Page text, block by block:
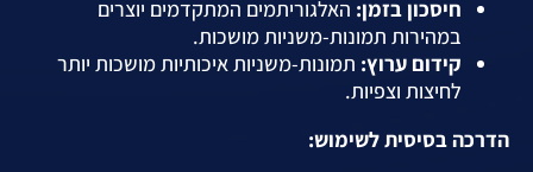
חיסכון בזמן: האלגוריתמים המתקדמים יוצרים
במהירות תמונות-משניות מושכות.
קידום ערוץ: תמונות-משניות איכותיות מושכות יותר
לחיצות וצפיות.
הדרכה בסיסית לשימוש: